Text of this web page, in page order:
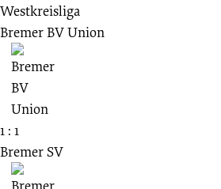
Westkreisliga
Bremer BV Union
1 : 1
Bremer SV